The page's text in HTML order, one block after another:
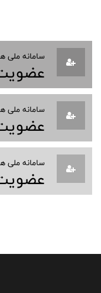
سامانه ملی
سامانه ملی
سامانه ملی